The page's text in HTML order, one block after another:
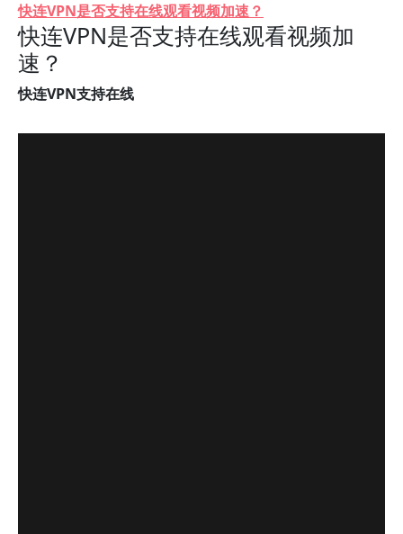
快连VPN是否支持在线观看视频加速？
快连VPN是否支持在线观看视频加
速？
快连VPN支持在线